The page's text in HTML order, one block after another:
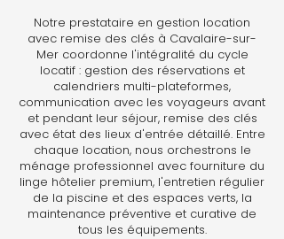
Notre prestataire en gestion location
avec remise des clés à Cavalaire-sur-
Mer coordonne l'intégralité du cycle
locatif : gestion des réservations et
calendriers multi-plateformes,
communication avec les voyageurs avant
et pendant leur séjour, remise des clés
avec état des lieux d'entrée détaillé. Entre
chaque location, nous orchestrons le
ménage professionnel avec fourniture du
linge hôtelier premium, l'entretien régulier
de la piscine et des espaces verts, la
maintenance préventive et curative de
tous les équipements.